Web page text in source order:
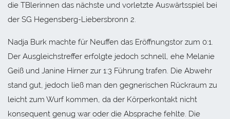
die TBlerinnen das nächste und vorletzte Auswärtsspiel bei
der SG Hegensberg-Liebersbronn 2.
Nadja Burk machte für Neuffen das Eröffnungstor zum 0:1.
Der Ausgleichstreffer erfolgte jedoch schnell, ehe Melanie
Geiß und Janine Hirner zur 1:3 Führung trafen. Die Abwehr
stand gut, jedoch ließ man den gegnerischen Rückraum zu
leicht zum Wurf kommen, da der Körperkontakt nicht
konsequent genug war oder die Absprache fehlte. Die